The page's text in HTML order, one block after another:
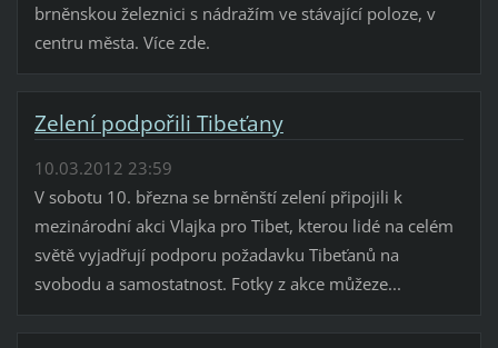
brněnskou železnici s nádražím ve stávající poloze, v
centru města. Více zde.
Zelení podpořili Tibeťany
10.03.2012 23:59
V sobotu 10. března se brněnští zelení připojili k
mezinárodní akci Vlajka pro Tibet, kterou lidé na celém
světě vyjadřují podporu požadavku Tibeťanů na
svobodu a samostatnost. Fotky z akce můžeze...